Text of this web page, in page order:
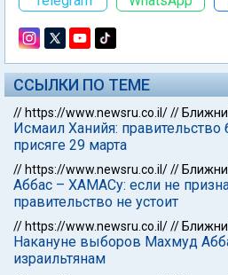
ССЫЛКИ ПО ТЕМЕ
// https://www.newsru.co.il///
Исмаил Ханийя: правительство
присяге 29 марта
// https://www.newsru.co.il///
Аббас – ХАМАСу: если не
правительство не устоит
// https://www.newsru.co.il///
Накануне выборов Махмуд
израильтянам